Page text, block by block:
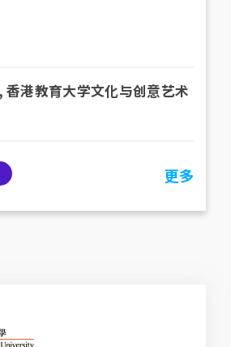
香港教育大学文化与创意艺术
更多